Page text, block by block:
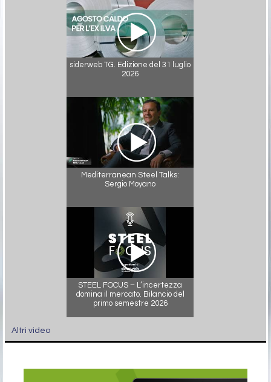
siderweb TG. Edizione del 31 luglio
2026
Mediterranean Steel Talks:
Sergio Moyano
STEEL FOCUS – L’incertezza
domina il mercato. Bilancio del
primo semestre 2026
Altri video